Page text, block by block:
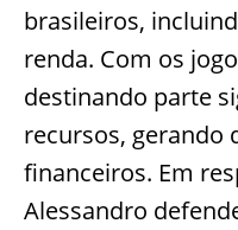
brasileiros,
renda. Com os
destinando parte
recursos, gerando
financeiros. Em
Alessandro